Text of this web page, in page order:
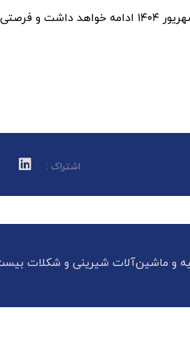
نمایشگاه بین‌المللی صنعت غلات، آرد و
و ماشین‌آلات شیرینی و شکلات